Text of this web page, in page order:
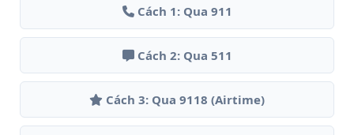
Cách 1: Qua 911
Cách 2: Qua 511
Cách 3: Qua 9118 (Airtime)